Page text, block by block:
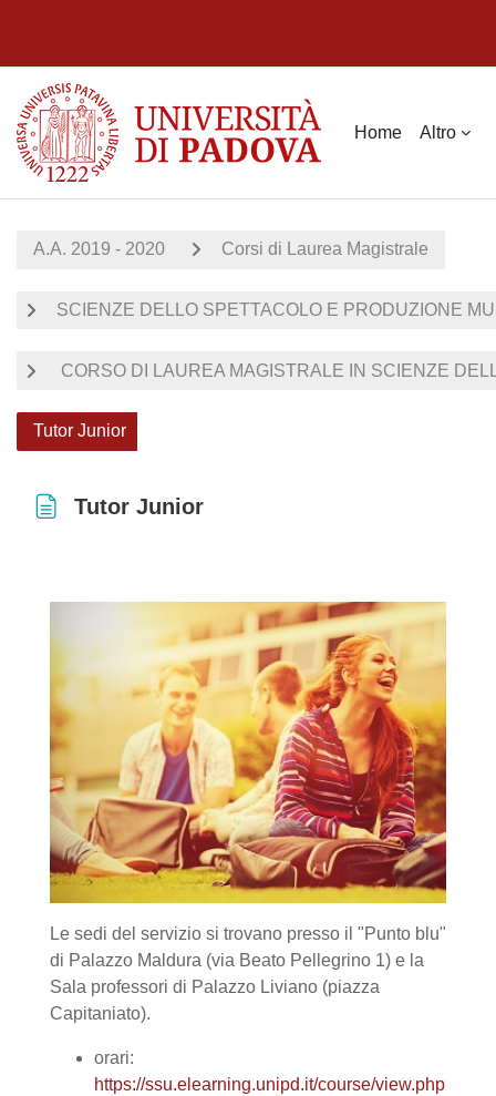
Home Altro
A.A. 2019 - 2020 Corsi di Laurea Magistrale
SCIENZE DELLO SPETTACOLO E PRODUZIONE
CORSO DI LAUREA MAGISTRALE IN SCIENZE
Tutor Junior
Tutor Junior
Le sedi del servizio si trovano presso il "Punto blu"
di Palazzo Maldura (via Beato Pellegrino 1) e la
Sala professori di Palazzo Liviano (piazza
Capitaniato).
orari:
https://ssu.elearning.unipd.it/course/view.php?